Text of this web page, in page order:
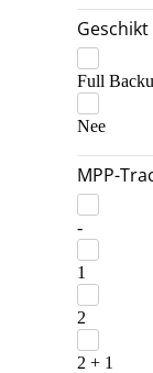
Full
Nee
MPP-
-
1
2
2 + 1